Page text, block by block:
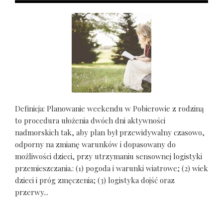
Definicja: Planowanie weekendu w Pobierowie z rodziną
to procedura ułożenia dwóch dni aktywności
nadmorskich tak, aby plan był przewidywalny czasowo,
odporny na zmianę warunków i dopasowany do
możliwości dzieci, przy utrzymaniu sensownej logistyki
przemieszczania.: (1) pogoda i warunki wiatrowe; (2) wiek
dzieci i próg zmęczenia; (3) logistyka dojść oraz
przerwy...